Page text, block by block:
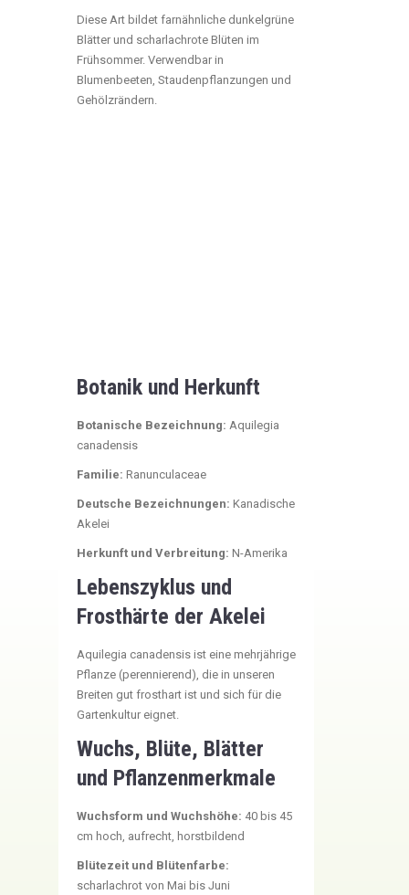
Diese Art bildet farnähnliche dunkelgrüne
Blätter und scharlachrote Blüten im
Frühsommer. Verwendbar in
Blumenbeeten, Staudenpflanzungen und
Gehölzrändern.
Botanik und Herkunft
Botanische Bezeichnung: Aquilegia
canadensis
Familie: Ranunculaceae
Deutsche Bezeichnungen: Kanadische
Akelei
Herkunft und Verbreitung: N-Amerika
Lebenszyklus und
Frosthärte der Akelei
Aquilegia canadensis ist eine mehrjährige
Pflanze (perennierend), die in unseren
Breiten gut frosthart ist und sich für die
Gartenkultur eignet.
Wuchs, Blüte, Blätter
und Pflanzenmerkmale
Wuchsform und Wuchshöhe: 40 bis 45
cm hoch, aufrecht, horstbildend
Blütezeit und Blütenfarbe:
scharlachrot von Mai bis Juni